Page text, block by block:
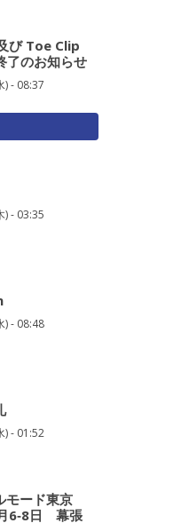
び Toe Clip
了のお知らせ
) - 08:37
) - 03:35
) - 08:48
) - 01:52
モード東京
6‐8日 幕張